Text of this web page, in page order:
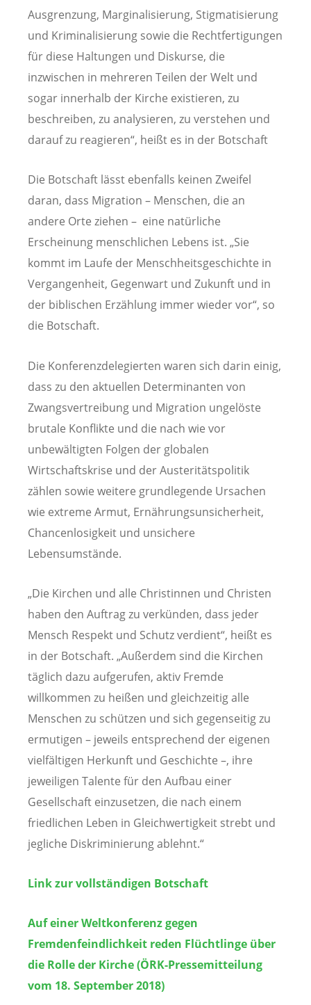
Ausgrenzung, Marginalisierung, Stigmatisierung
und Kriminalisierung sowie die Rechtfertigungen
für diese Haltungen und Diskurse, die
inzwischen in mehreren Teilen der Welt und
sogar innerhalb der Kirche existieren, zu
beschreiben, zu analysieren, zu verstehen und
darauf zu reagieren“, heißt es in der Botschaft
Die Botschaft lässt ebenfalls keinen Zweifel
daran, dass Migration – Menschen, die an
andere Orte ziehen – eine natürliche
Erscheinung menschlichen Lebens ist. „Sie
kommt im Laufe der Menschheitsgeschichte in
Vergangenheit, Gegenwart und Zukunft und in
der biblischen Erzählung immer wieder vor“, so
die Botschaft.
Die Konferenzdelegierten waren sich darin einig,
dass zu den aktuellen Determinanten von
Zwangsvertreibung und Migration ungelöste
brutale Konflikte und die nach wie vor
unbewältigten Folgen der globalen
Wirtschaftskrise und der Austeritätspolitik
zählen sowie weitere grundlegende Ursachen
wie extreme Armut, Ernährungsunsicherheit,
Chancenlosigkeit und unsichere
Lebensumstände.
„Die Kirchen und alle Christinnen und Christen
haben den Auftrag zu verkünden, dass jeder
Mensch Respekt und Schutz verdient“, heißt es
in der Botschaft. „Außerdem sind die Kirchen
täglich dazu aufgerufen, aktiv Fremde
willkommen zu heißen und gleichzeitig alle
Menschen zu schützen und sich gegenseitig zu
ermutigen – jeweils entsprechend der eigenen
vielfältigen Herkunft und Geschichte –, ihre
jeweiligen Talente für den Aufbau einer
Gesellschaft einzusetzen, die nach einem
friedlichen Leben in Gleichwertigkeit strebt und
jegliche Diskriminierung ablehnt.“
Link zur vollständigen Botschaft
Auf einer Weltkonferenz gegen
Fremdenfeindlichkeit reden Flüchtlinge über
die Rolle der Kirche (ÖRK-Pressemitteilung
vom 18. September 2018)